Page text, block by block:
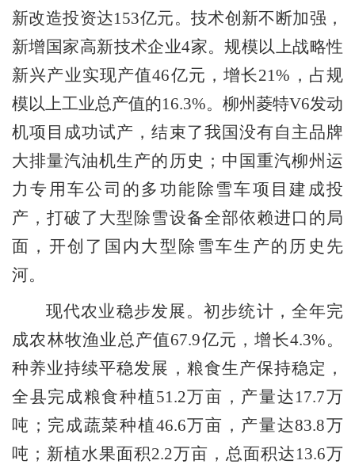
新改造投资达153亿元。技术创新不断加强，
新增国家高新技术企业4家。规模以上战略性
新兴产业实现产值46亿元，增长21% ，占规
模以上工业总产值的16.3%。柳州菱特V6发动
机项目成功试产，结束了我国没有自主品牌
大排量汽油机生产的历史；中国重汽柳州运
力专用车公司的多功能除雪车项目建成投
产，打破了大型除雪设备全部依赖进口的局
面，开创了国内大型除雪车生产的历史先
河。
现代农业稳步发展。初步统计，全年完
成农林牧渔业总产值67.9亿元，增长4.3%。
种养业持续平稳发展，粮食生产保持稳定，
全县完成粮食种植51.2万亩，产量达17.7万
吨；完成蔬菜种植46.6万亩，产量达83.8万
吨；新植水果面积2.2万亩，总面积达13.6万